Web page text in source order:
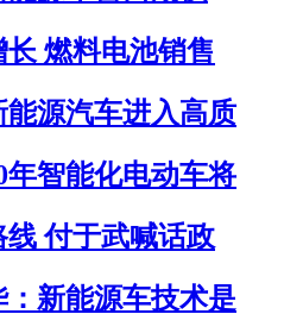
燃料电池销售
源汽车进入高质
年智能化电动车将
付于武喊话政
新能源车技术是